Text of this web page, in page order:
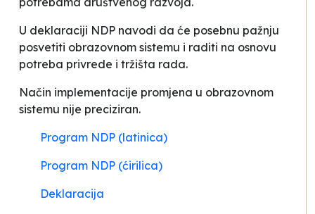
U deklaraciji NDP navodi da će posebnu pažnju
posvetiti obrazovnom sistemu i raditi na osnovu
potreba privrede i tržišta rada.
Način implementacije promjena u obrazovnom
sistemu nije preciziran.
Program NDP (latinica)
Program NDP (ćirilica)
Deklaracija